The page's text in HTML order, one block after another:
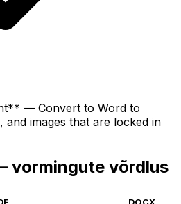
— Convert to Word to
and images that are locked in
vormingute võrdlus